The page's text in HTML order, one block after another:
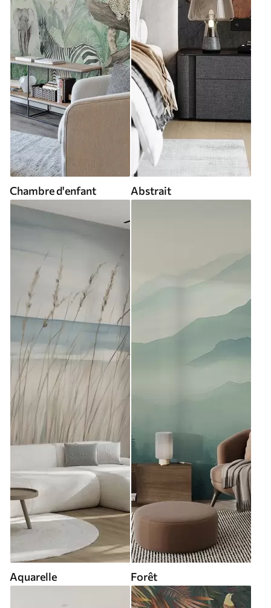
Chambre d'enfant Abstrait
Aquarelle Forêt